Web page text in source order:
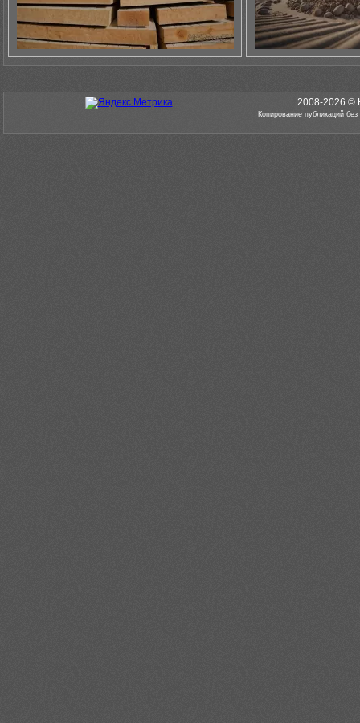
2008-2026 ©
Копирование публикаций